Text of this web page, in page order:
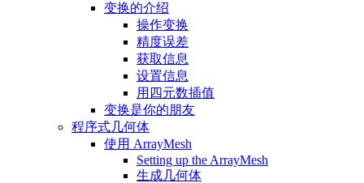
变换的介绍
操作变换
精度误差
获取信息
设置信息
用四元数插值
变换是你的朋友
程序式几何体
使用 ArrayMesh
Setting up the ArrayMesh
生成几何体